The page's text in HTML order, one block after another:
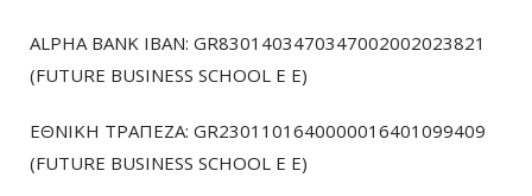
ALPHA BANK IBAN: GR8301403470347002002023821
(FUTURE BUSINESS SCHOOL E E)
ΕΘΝΙΚΗ ΤΡΑΠΕΖΑ: GR2301101640000016401099409
(FUTURE BUSINESS SCHOOL E E)